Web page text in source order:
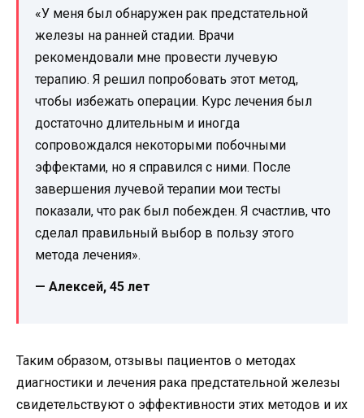
«У меня был обнаружен рак предстательной
железы на ранней стадии. Врачи
рекомендовали мне провести лучевую
терапию. Я решил попробовать этот метод,
чтобы избежать операции. Курс лечения был
достаточно длительным и иногда
сопровождался некоторыми побочными
эффектами, но я справился с ними. После
завершения лучевой терапии мои тесты
показали, что рак был побежден. Я счастлив, что
сделал правильный выбор в пользу этого
метода лечения».
— Алексей, 45 лет
Таким образом, отзывы пациентов о методах
диагностики и лечения рака предстательной железы
свидетельствуют о эффективности этих методов и их